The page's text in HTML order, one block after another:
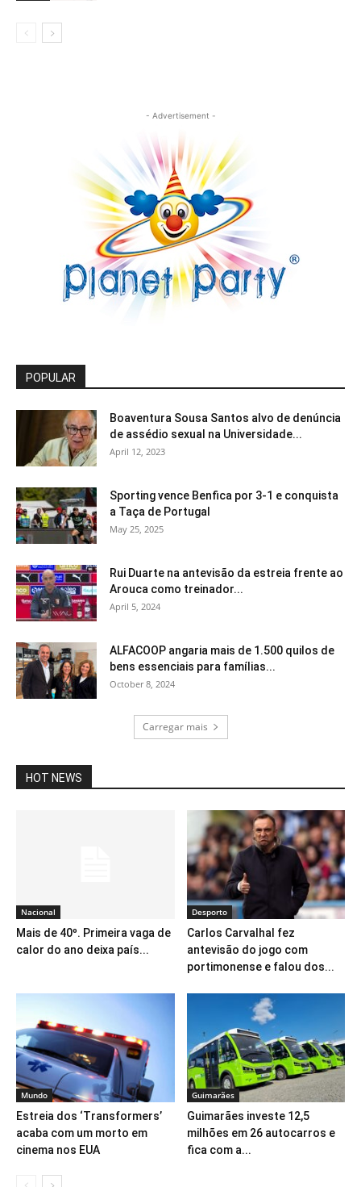
- Advertisement -
POPULAR
Boaventura Sousa Santos alvo de denúncia
de assédio sexual na Universidade...
April 12, 2023
Sporting vence Benfica por 3-1 e conquista
a Taça de Portugal
May 25, 2025
Rui Duarte na antevisão da estreia frente ao
Arouca como treinador...
April 5, 2024
ALFACOOP angaria mais de 1.500 quilos de
bens essenciais para famílias...
October 8, 2024
Carregar mais
HOT NEWS
Nacional
Mais de 40º. Primeira vaga de
calor do ano deixa país...
Desporto
Carlos Carvalhal fez
antevisão do jogo com
portimonense e falou dos...
Mundo
Estreia dos ‘Transformers’
acaba com um morto em
cinema nos EUA
Guimarães
Guimarães investe 12,5
milhões em 26 autocarros e
fica com a...